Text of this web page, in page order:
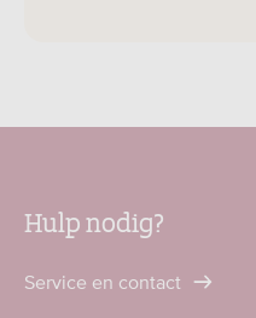
Hulp nodig?
Service en contact